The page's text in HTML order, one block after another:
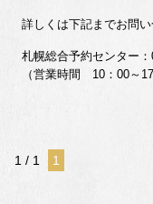
詳しくは下記までお問い
札幌総合予約センター
（営業時間 10：00～17
1 / 1 1